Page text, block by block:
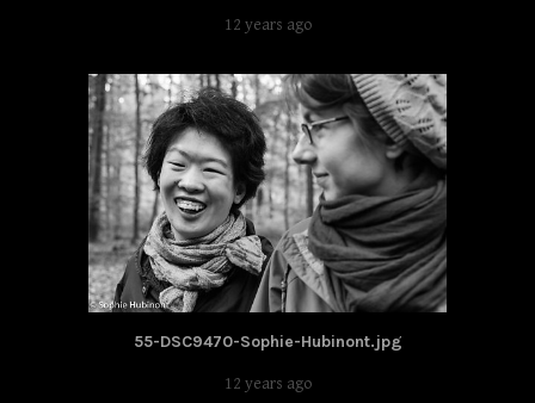
12 years ago
55-DSC9470-Sophie-Hubinont.jpg
12 years ago